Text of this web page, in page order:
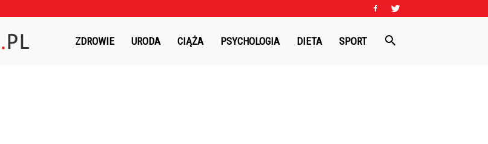
Czasnaterapie.plZDROWIE URODA CIĄŻA PSYCHOLOGIA DIETA SPORT